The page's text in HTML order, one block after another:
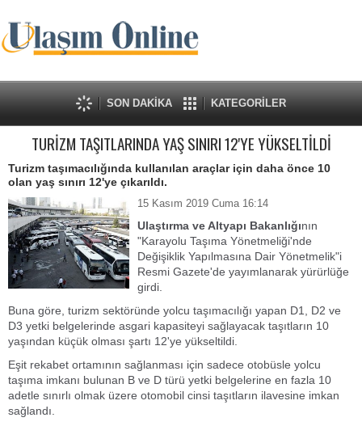
SON DAKİKA KATEGORİLER
TURİZM TAŞITLARINDA YAŞ SINIRI 12'YE YÜKSELTİLDİ
Turizm taşımacılığında kullanılan araçlar için daha önce 10
olan yaş sınırı 12'ye çıkarıldı.
15 Kasım 2019 Cuma 16:14
Ulaştırma ve Altyapı Bakanlığının
"Karayolu Taşıma Yönetmeliği'nde
Değişiklik Yapılmasına Dair Yönetmelik"i
Resmi Gazete'de yayımlanarak yürürlüğe
girdi.
Buna göre, turizm sektöründe yolcu taşımacılığı yapan D1, D2 ve
D3 yetki belgelerinde asgari kapasiteyi sağlayacak taşıtların 10
yaşından küçük olması şartı 12'ye yükseltildi.
Eşit rekabet ortamının sağlanması için sadece otobüsle yolcu
taşıma imkanı bulunan B ve D türü yetki belgelerine en fazla 10
adetle sınırlı olmak üzere otomobil cinsi taşıtların ilavesine imkan
sağlandı.